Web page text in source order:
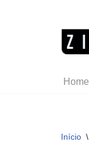
Home
Início \